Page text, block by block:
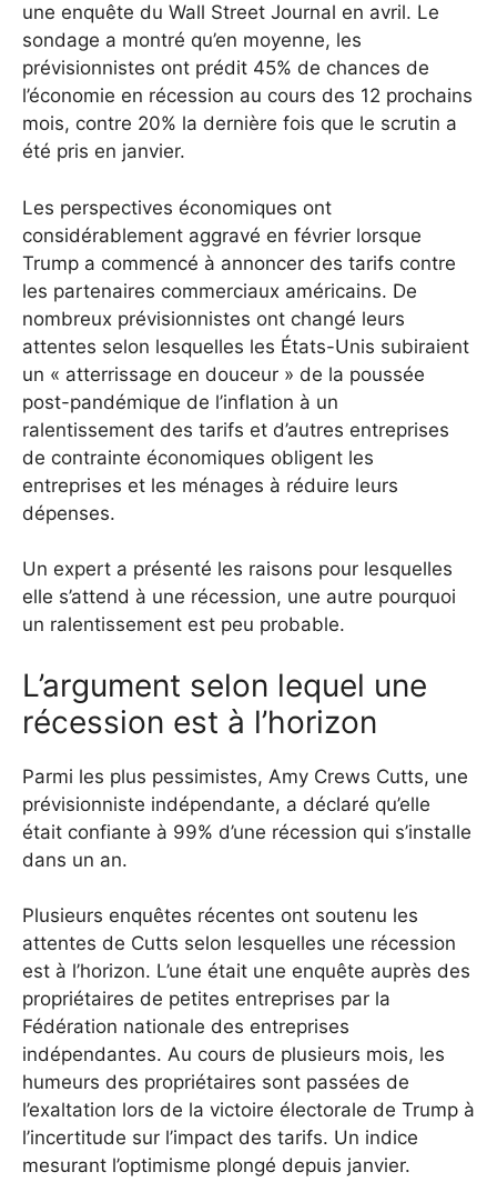
une enquête du Wall Street Journal en avril. Le
sondage a montré qu’en moyenne, les
prévisionnistes ont prédit 45% de chances de
l’économie en récession au cours des 12 prochains
mois, contre 20% la dernière fois que le scrutin a
été pris en janvier.
Les perspectives économiques ont
considérablement aggravé en février lorsque
Trump a commencé à annoncer des tarifs contre
les partenaires commerciaux américains. De
nombreux prévisionnistes ont changé leurs
attentes selon lesquelles les États-Unis subiraient
un « atterrissage en douceur » de la poussée
post-pandémique de l’inflation à un
ralentissement des tarifs et d’autres entreprises
de contrainte économiques obligent les
entreprises et les ménages à réduire leurs
dépenses.
Un expert a présenté les raisons pour lesquelles
elle s’attend à une récession, une autre pourquoi
un ralentissement est peu probable.
L’argument selon lequel une
récession est à l’horizon
Parmi les plus pessimistes, Amy Crews Cutts, une
prévisionniste indépendante, a déclaré qu’elle
était confiante à 99% d’une récession qui s’installe
dans un an.
Plusieurs enquêtes récentes ont soutenu les
attentes de Cutts selon lesquelles une récession
est à l’horizon. L’une était une enquête auprès des
propriétaires de petites entreprises par la
Fédération nationale des entreprises
indépendantes. Au cours de plusieurs mois, les
humeurs des propriétaires sont passées de
l’exaltation lors de la victoire électorale de Trump à
l’incertitude sur l’impact des tarifs. Un indice
mesurant l’optimisme plongé depuis janvier.